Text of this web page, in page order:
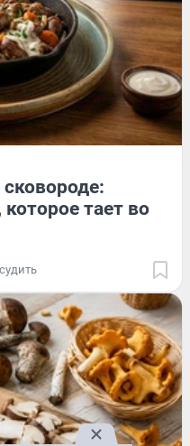
тает во